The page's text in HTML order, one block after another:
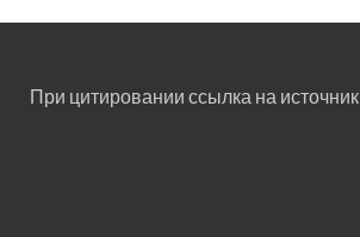
При цитировании ссылка на